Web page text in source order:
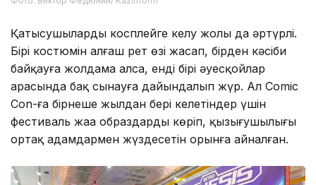
Қатысушылардың косплейге келу жолы да әртүрлі.
Бірі костюмін алғаш рет өзі жасап, бірден кәсіби
байқауға жолдама алса, енді бірі әуесқойлар
арасында бақ сынауға дайындалып жүр. Ал Comic
Con-ға бірнеше жылдан бері келетіндер үшін
фестиваль жаңа образдарды көріп, қызығушылығы